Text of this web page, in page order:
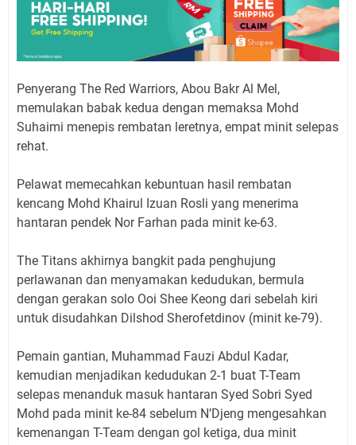
Penyerang The Red Warriors, Abou Bakr Al Mel,
memulakan babak kedua dengan memaksa Mohd
Suhaimi menepis rembatan leretnya, empat minit selepas
rehat.
Pelawat memecahkan kebuntuan hasil rembatan
kencang Mohd Khairul Izuan Rosli yang menerima
hantaran pendek Nor Farhan pada minit ke-63.
The Titans akhirnya bangkit pada penghujung
perlawanan dan menyamakan kedudukan, bermula
dengan gerakan solo Ooi Shee Keong dari sebelah kiri
untuk disudahkan Dilshod Sherofetdinov (minit ke-79).
Pemain gantian, Muhammad Fauzi Abdul Kadar,
kemudian menjadikan kedudukan 2-1 buat T-Team
selepas menanduk masuk hantaran Syed Sobri Syed
Mohd pada minit ke-84 sebelum N’Djeng mengesahkan
kemenangan T-Team dengan gol ketiga, dua minit